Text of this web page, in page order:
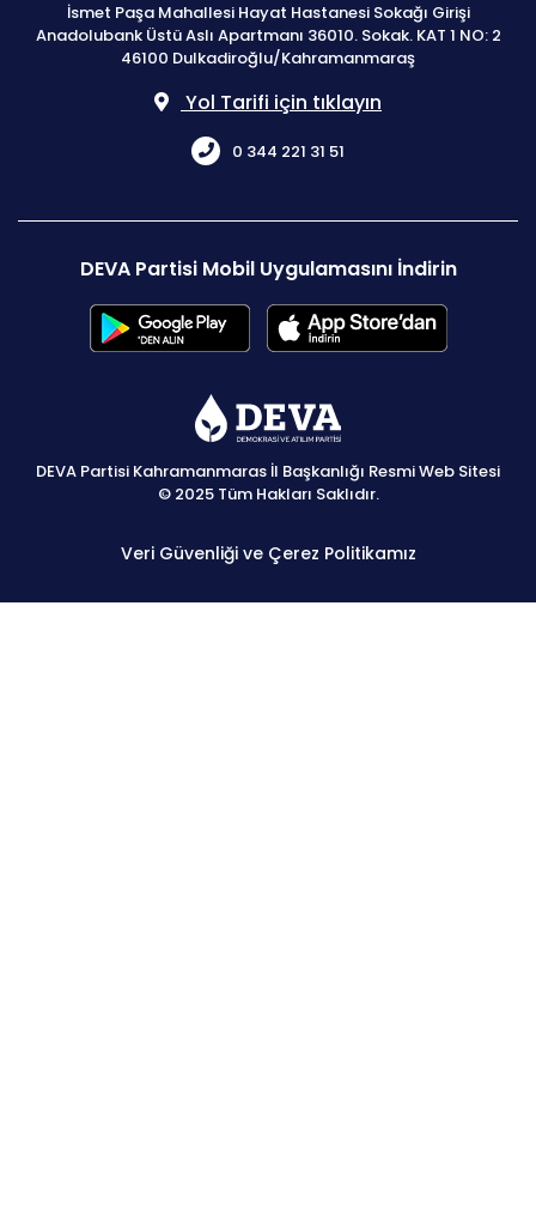
İsmet Paşa Mahallesi Hayat Hastanesi Sokağı Girişi
Anadolubank Üstü Aslı Apartmanı 36010. Sokak. KAT 1 NO: 2
46100 Dulkadiroğlu/Kahramanmaraş
Yol Tarifi için tıklayın
0 344 221 31 51
DEVA Partisi Mobil Uygulamasını İndirin
DEVA Partisi Kahramanmaras İl Başkanlığı Resmi Web Sitesi
© 2025 Tüm Hakları Saklıdır.
Veri Güvenliği ve Çerez Politikamız